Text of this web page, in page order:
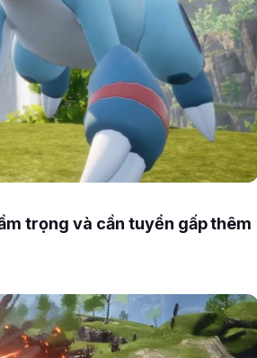
trọng và cần tuyển gấp thêm